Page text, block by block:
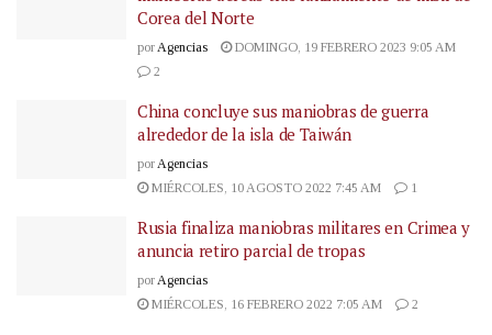
Corea del Norte
porAgencias
DOMINGO, 19 FEBRERO 2023 9:05 AM
2
China concluye sus maniobras de guerra
alrededor de la isla de Taiwán
porAgencias
MIÉRCOLES, 10 AGOSTO 2022 7:45 AM
1
Rusia finaliza maniobras militares en Crimea y
anuncia retiro parcial de tropas
porAgencias
MIÉRCOLES, 16 FEBRERO 2022 7:05 AM
2